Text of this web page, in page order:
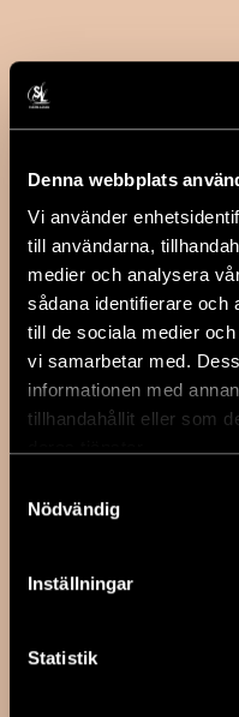
Denna webbplats
Vi använder
till användarna,
medier och analysera
sådana identifierare och
till de sociala medier
vi samarbetar med.
informationen med
tillhandahållit eller som
Nödvändig
Inställningar
Statistik